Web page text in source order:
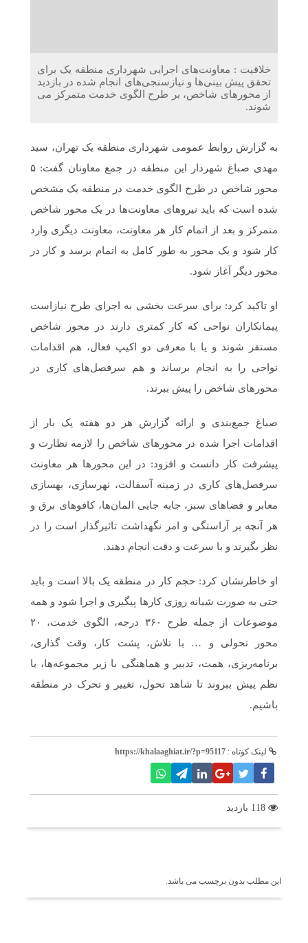
خلاقیت : معاونت‌های اجرایی شهرداری منطقه یک برای
تحقق پیش بینی‌ها و نیازسنجی‌های انجام شده در بازدید
از محورهای شاخص، بر طرح الگوی خدمت متمرکز می
شوند.
به گزارش روابط عمومی شهرداری منطقه یک تهران، سید
مهدی صباغ شهردار این منطقه در جمع معاونان گفت: ۵
محور شاخص در طرح الگوی خدمت در منطقه یک مشخص
شده است که باید نیروهای معاونت‌ها در یک محور شاخص
متمرکز و بعد از اتمام کار هر معاونت، معاونت دیگری وارد
کار شود و یک محور به طور کامل به اتمام برسد و کار در
محور دیگر آغاز شود.
او تاکید کرد: برای سرعت بخشی به اجرای طرح نیازاست
پیمانکاران نواحی که کار کمتری دارند در محور شاخص
مستقر شوند و یا با معرفی دو اکیپ فعال، هم اقدامات
نواحی را به انجام برساند و هم سرفصل‌های کاری در
محورهای شاخص را پیش ببرند.
صباغ جمع‌بندی و ارائه گزارش هر دو هفته یک بار از
اقدامات اجرا شده در محورهای شاخص را لازمه نظارت و
پیشرفت کار دانست و افزود: در این محورها هر معاونت
سرفصل‌های کاری در زمینه آسفالت، نهرسازی، بهسازی
معابر و فضاهای سبز، جابه جایی المان‌ها، کافوهای برق و
هر آنچه بر آراستگی و امر نگهداشت تاثیرگذار است را در
نظر بگیرند و با سرعت و دقت انجام دهند.
او خاطرنشان کرد: حجم کار در منطقه یک بالا است و باید
حتی به صورت شبانه روزی کارها پیگیری و اجرا شود و همه
موضوعات از جمله طرح ۳۶۰ درجه، الگوی خدمت، ۲۰
محور تحولی و … با تلاش، پشت کار، وقت گذاری،
برنامه‌ریزی‌، همت، تدبیر و هماهنگی با زیر مجموعه‌ها، با
نظم پیش ببروند تا شاهد تحول، تغییر و تحرک در منطقه
باشیم.
لینک کوتاه : https://khalaaghiat.ir/?p=95117
این مطلب بدون برچسب می باشد.